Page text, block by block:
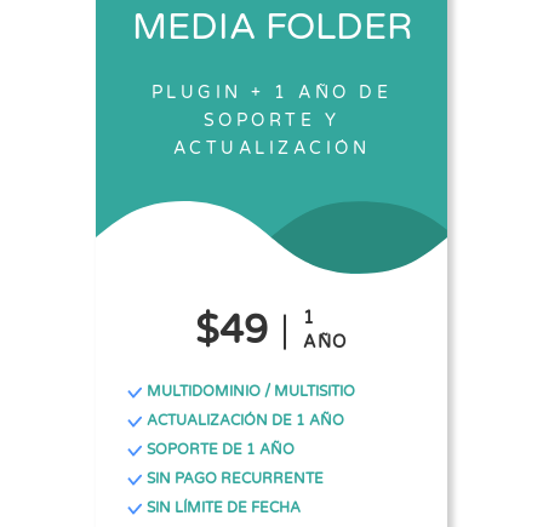
MEDIA FOLDER
PLUGIN + 1 AÑO DE
SOPORTE Y
ACTUALIZACIÓN
$49
1
AÑO
MULTIDOMINIO / MULTISITIO
ACTUALIZACIÓN DE 1 AÑO
SOPORTE DE 1 AÑO
SIN PAGO RECURRENTE
SIN LÍMITE DE FECHA